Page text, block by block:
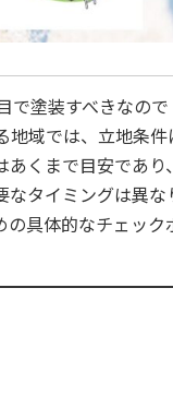
で塗装すべきなので
地域では、立地条件
くまで目安であり、
タイミングは異な
の具体的なチェック